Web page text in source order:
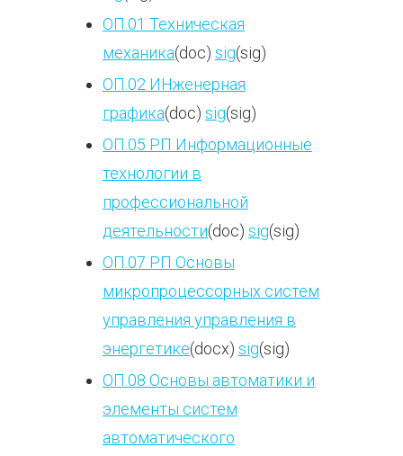
ОП.01 Техническая
механика(doc) sig(sig)
ОП.02 ИНженерная
графика(doc) sig(sig)
ОП.05 РП Информационные
технологии в
профессиональной
деятельности(doc) sig(sig)
ОП.07 РП Основы
микропроцессорных систем
управления управления в
энергетике(docx) sig(sig)
ОП.08 Основы автоматики и
элементы систем
автоматического